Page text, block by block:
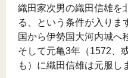
織田家次男の織田信雄を
る、という条件が入りま
国から伊勢国大河内城へ
そして元亀3年（1572、
も）に織田信雄は元服し